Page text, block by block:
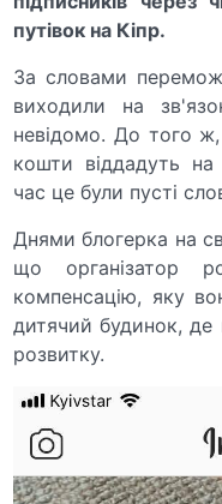
путівок на Кіпр.
За словами
виходили на
невідомо. До того
кошти віддадуть
час це були пусті
Днями блогерка на
що організатор
компенсацію, яку
дитячий будинок, де
розвитку.